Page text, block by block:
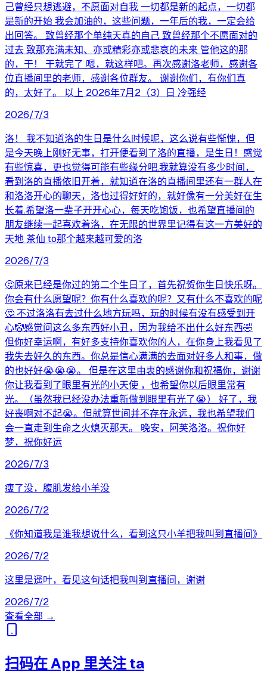
己曾经只想逃避，不愿面对自我 一切都是新的起点，一切都
是新的开始 我会加油的，这些问题，一年后的我，一定会给
出回答。 致曾经那个单纯天真的自己 致曾经那个不愿面对的
过去 致那充满未知、亦或精彩亦或悲哀的未来 管他这的那
的，干！ 干就完了 嗯，就这样吧。再次感谢洛老师，感谢各
位直播间里的老师，感谢各位群友。 谢谢你们，有你们真
的，太好了。 以上 2026年7月2（3）日 冷强经
2026/7/3
洛！ 我不知道洛的生日是什么时候呢，这么说有些惭愧，但
是今天晚上刚好无事，打开便看到了洛的直播，是生日！感觉
有些惊喜，更也觉得可能有些缘分吧.我就算没有多少时间，
看到洛的直播依旧开着，就知道在洛的直播间里还有一群人在
和洛洛开心的聊天，洛也过得好好的，就好像有一分美好在生
长着.希望洛一辈子开开心心，每天吃饱饭，也希望直播间的
朋友继续一起喜欢着洛，在无限的世界里记得有这一方美好的
天地 茶仙 to那个越来越可爱的洛
2026/7/3
🤔原来已经是你过的第二个生日了，首先祝贺你生日快乐呀。
你会有什么愿望呢？你有什么喜欢的呢？又有什么不喜欢的呢
🤔 不过洛洛有去过什么地方玩吗，玩的时候有没有感受到开
心🤡感觉问这么多东西好小丑，因为我给不出什么好东西🤣
但你好幸运啊，有好多支持你喜欢你的人，在你身上我看见了
我失去好久的东西。你总是信心满满的去面对好多人和事，做
的也好好😭😭😭。 但是在这里由衷的感谢你和祝福你，谢谢
你让我看到了眼里有光的小天使 ，也希望你以后眼里常有
光。（虽然我已经没办法重新做到眼里有光了😭） 好了，我
好丧啊对不起😭。但就算世间并不存在永远，我也希望我们
会一直走到生命之火熄灭那天。 晚安，阿芙洛洛。祝你好
梦，祝你好运
2026/7/3
瘦了没，腹肌发给小羊没
2026/7/2
《你知道我是谁我想说什么，看到这只小羊把我叫到直播间》
2026/7/2
这里是遥叶，看见这句话把我叫到直播间，谢谢
2026/7/2
查看全部 →
扫码在 App 里关注 ta